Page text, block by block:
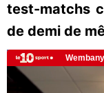
test-matchs
de demi de